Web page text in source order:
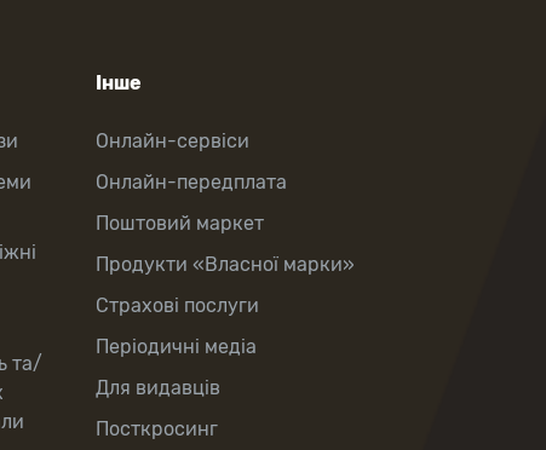
та/
Інше
Онлайн-сервіси
Онлайн-передплата
Поштовий маркет
Продукти «Власної марки»
Страхові послуги
Періодичні медіа
Для видавців
Посткросинг